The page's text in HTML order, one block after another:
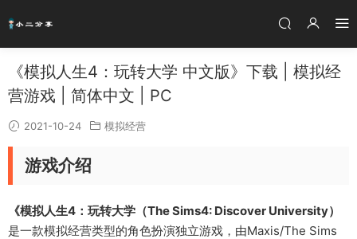
《模拟人生4：玩转大学 中文版》下载 | 模拟经
营游戏 | 简体中文 | PC
2021-10-24 模拟经营
游戏介绍
《模拟人生4：玩转大学（The Sims4: Discover University）
是一款模拟经营类型的角色扮演独立游戏，由Maxis/The Sims